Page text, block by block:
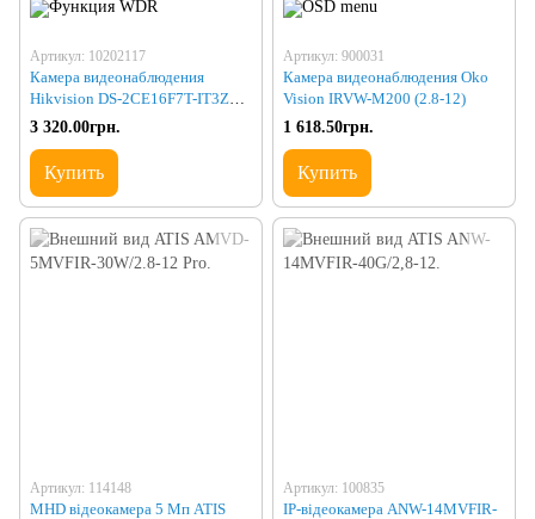
Артикул: 10202117
Камера видеонаблюдения
Hikvision DS-2CE16F7T-IT3Z
(2.8-12)
3 320.00грн.
Купить
Артикул: 900031
Камера видеонаблюдения Oko
Vision IRVW-M200 (2.8-12)
1 618.50грн.
Купить
Артикул: 114148
MHD відеокамера 5 Мп ATIS
Артикул: 100835
IP-відеокамера ANW-14MVFIR-